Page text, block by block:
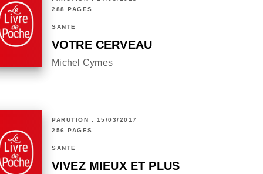
288 PAGES
SANTÉ
VOTRE CERVEAU
Michel Cymes
PARUTION : 15/03/2017
256 PAGES
SANTÉ
VIVEZ MIEUX ET PLUS